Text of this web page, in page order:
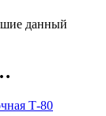
данный